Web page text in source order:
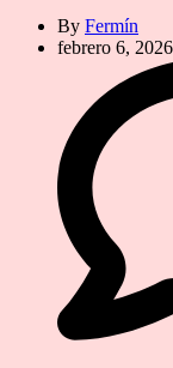
By Fermín
febrero 6, 2026